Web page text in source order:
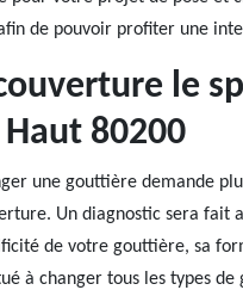
de pouvoir profiter une
le
Haut 80200
une gouttière demande
Un diagnostic sera fait
de votre gouttière, sa
à changer tous les types